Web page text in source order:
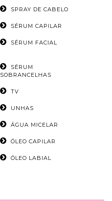
SPRAY DE CABELO
SÉRUM CAPILAR
SÉRUM FACIAL
SÉRUM
SOBRANCELHAS
TV
UNHAS
ÁGUA MICELAR
ÓLEO CAPILAR
ÓLEO LABIAL